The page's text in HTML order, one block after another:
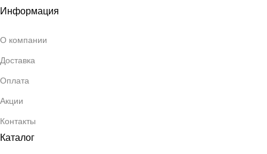
Информация
О компании
Доставка
Оплата
Акции
Контакты
Каталог